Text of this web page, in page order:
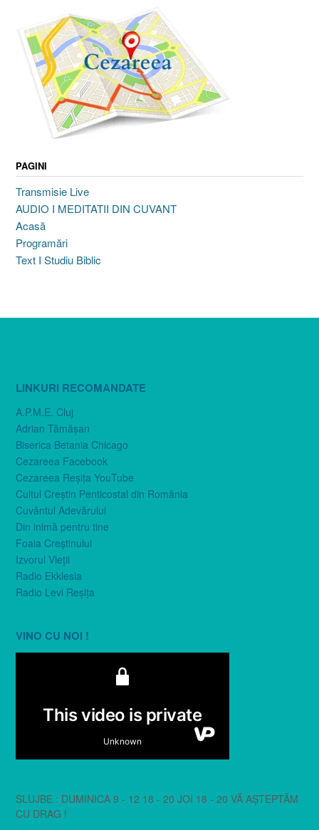
PAGINI
Transmisie Live
AUDIO I MEDITATII DIN CUVANT
Acasă
Programări
Text I Studiu Biblic
LINKURI RECOMANDATE
A.P.M.E. Cluj
Adrian Tămăşan
Biserica Betania Chicago
Cezareea Facebook
Cezareea Reşiţa YouTube
Cultul Creştin Penticostal din România
Cuvântul Adevărului
Din inimă pentru tine
Foaia Creştinului
Izvorul Vieţii
Radio Ekklesia
Radio Levi Reşiţa
VINO CU NOI !
SLUJBE : DUMINICA 9 - 12 18 - 20 JOI 18 - 20 VĂ AȘTEPTĂM
CU DRAG !